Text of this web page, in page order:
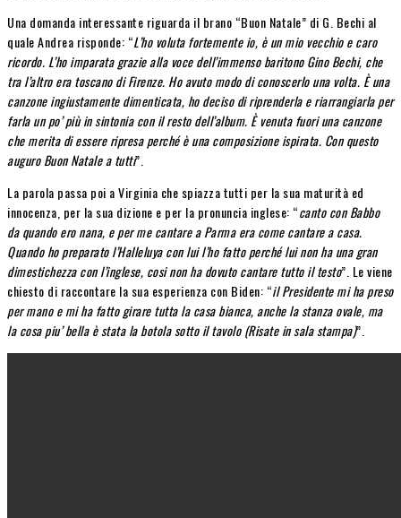
Una domanda interessante riguarda il brano “Buon Natale” di G. Bechi al
quale Andrea risponde: “L’ho voluta fortemente io, è un mio vecchio e caro
ricordo. L’ho imparata grazie alla voce dell’immenso baritono Gino Bechi, che
tra l’altro era toscano di Firenze. Ho avuto modo di conoscerlo una volta. È una
canzone ingiustamente dimenticata, ho deciso di riprenderla e riarrangiarla per
farla un po’ più in sintonia con il resto dell’album. È venuta fuori una canzone
che merita di essere ripresa perché è una composizione ispirata. Con questo
auguro Buon Natale a tutti”.
La parola passa poi a Virginia che spiazza tutti per la sua maturità ed
innocenza, per la sua dizione e per la pronuncia inglese: “canto con Babbo
da quando ero nana, e per me cantare a Parma era come cantare a casa.
Quando ho preparato l’Halleluya con lui l’ho fatto perché lui non ha una gran
dimestichezza con l’inglese, cosi non ha dovuto cantare tutto il testo”. Le viene
chiesto di raccontare la sua esperienza con Biden: “il Presidente mi ha preso
per mano e mi ha fatto girare tutta la casa bianca, anche la stanza ovale, ma
la cosa piu’ bella è stata la botola sotto il tavolo (Risate in sala stampa)”.